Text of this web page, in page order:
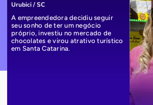
Urubici / SC
A empreendedora decidiu seguir
seu sonho de ter um negócio
próprio, investiu no mercado de
chocolates e virou atrativo turístico
em Santa Catarina.